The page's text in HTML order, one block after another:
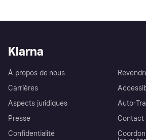
Klarna
À propos de nous
Carrières
Aspects juridiques
Presse
Confidentialité
Auto-
Contact